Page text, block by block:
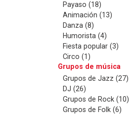
Payaso (18)
Animación (13)
Danza (8)
Humorista (4)
Fiesta popular (3)
Circo (1)
Grupos de música
Grupos de Jazz (27)
DJ (26)
Grupos de Rock (10)
Grupos de Folk (6)